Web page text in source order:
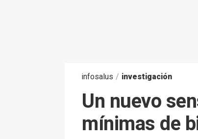
infosalus / investigación
Un nuevo
mínimas de